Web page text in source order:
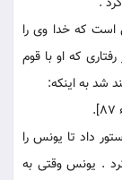
است كه خدا وى را
كه او با قوم
شد به اينكه:
داد تا يونس را
. يونس وقتى به